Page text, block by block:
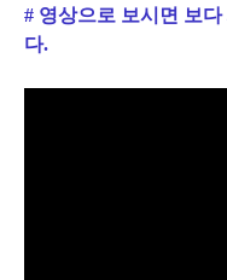
# 영상으로 보시면 보
다.